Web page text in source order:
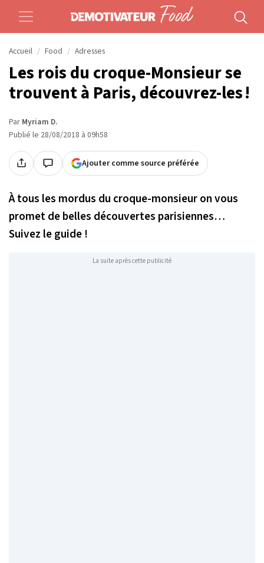
Accueil Food Adresses
Les rois du croque-Monsieur se
trouvent à Paris, découvrez-les !
Par Myriam D.
Publié le 28/08/2018 à 09h58
Ajouter comme source préférée
À tous les mordus du croque-monsieur on vous
promet de belles découvertes parisiennes…
Suivez le guide !
La suite après cette publicité